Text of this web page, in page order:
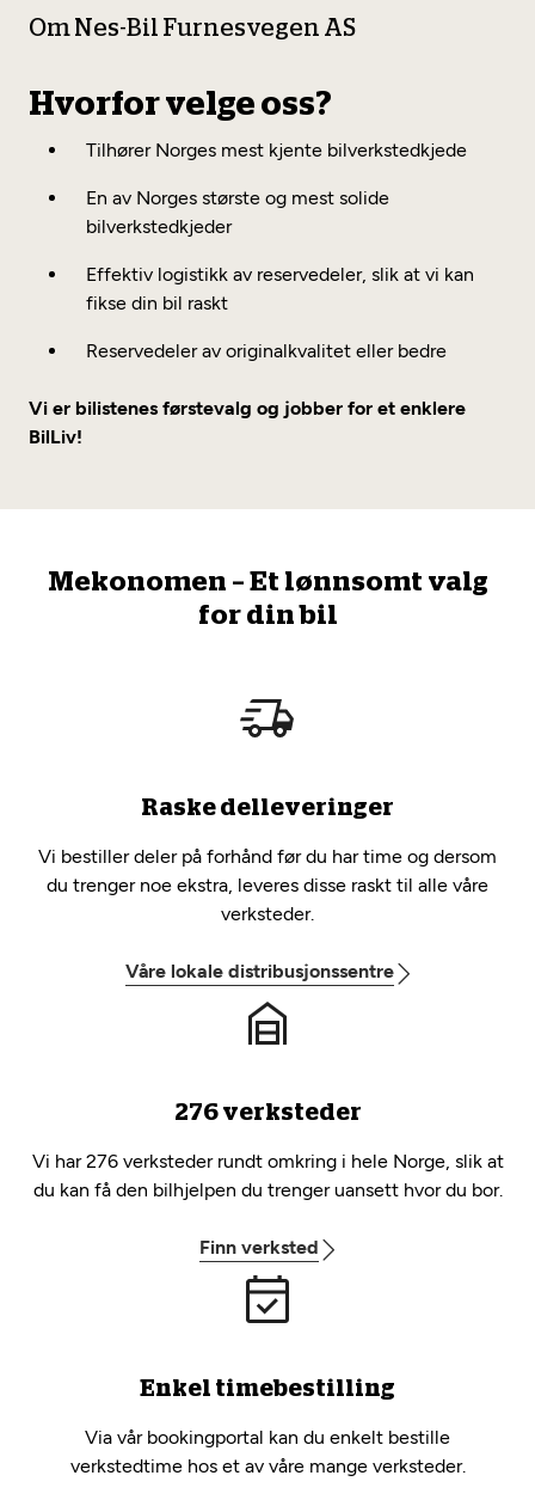
Om Nes-Bil Furnesvegen AS
Hvorfor velge oss?
Tilhører Norges mest kjente bilverkstedkjede
En av Norges største og mest solide
bilverkstedkjeder
Effektiv logistikk av reservedeler, slik at vi kan
fikse din bil raskt
Reservedeler av originalkvalitet eller bedre
Vi er bilistenes førstevalg og jobber for et enklere
BilLiv!
Mekonomen – Et lønnsomt valg
for din bil
Raske delleveringer
Vi bestiller deler på forhånd før du har time og dersom
du trenger noe ekstra, leveres disse raskt til alle våre
verksteder.
Våre lokale distribusjonssentre
276 verksteder
Vi har 276 verksteder rundt omkring i hele Norge, slik at
du kan få den bilhjelpen du trenger uansett hvor du bor.
Finn verksted
Enkel timebestilling
Via vår bookingportal kan du enkelt bestille
verkstedtime hos et av våre mange verksteder.